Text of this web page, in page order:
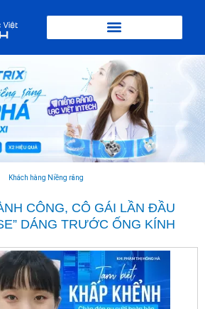
Khách hàng Niềng răng
CÔNG, CÔ GÁI LẦN ĐẦU
DÁNG TRƯỚC ỐNG KÍNH